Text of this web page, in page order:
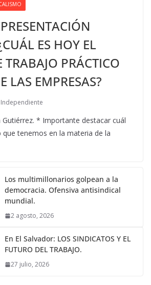
ES HOY EL
TRABAJO PRÁCTICO
LAS EMPRESAS?
Independiente
Gutiérrez. * Importante destacar cuál
tenemos en la materia de la
Los multimillonarios golpean a la
democracia. Ofensiva antisindical
mundial.
2 agosto, 2026
En El Salvador: LOS SINDICATOS Y EL
FUTURO DEL TRABAJO.
27 julio, 2026